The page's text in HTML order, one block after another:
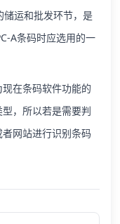
储运和批发环节，是
A条码时应选用的一
在条码软件功能的
，所以若是需要判
网站进行识别条码